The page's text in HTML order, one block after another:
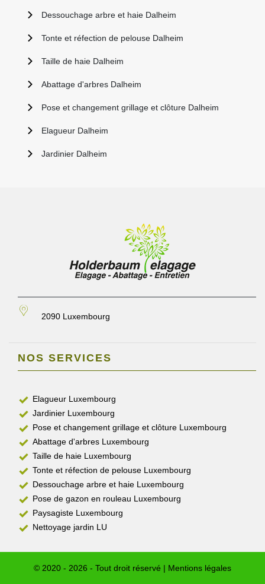
Dessouchage arbre et haie Dalheim
Tonte et réfection de pelouse Dalheim
Taille de haie Dalheim
Abattage d'arbres Dalheim
Pose et changement grillage et clôture Dalheim
Elagueur Dalheim
Jardinier Dalheim
2090 Luxembourg
NOS SERVICES
Elagueur Luxembourg
Jardinier Luxembourg
Pose et changement grillage et clôture Luxembourg
Abattage d'arbres Luxembourg
Taille de haie Luxembourg
Tonte et réfection de pelouse Luxembourg
Dessouchage arbre et haie Luxembourg
Pose de gazon en rouleau Luxembourg
Paysagiste Luxembourg
Nettoyage jardin LU
© 2020 - 2026 - Tout droit réservé | Mentions légales